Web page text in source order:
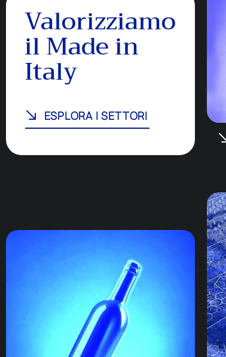
Valorizziamo
il Made in
Italy
ESPLORA I SETTORI